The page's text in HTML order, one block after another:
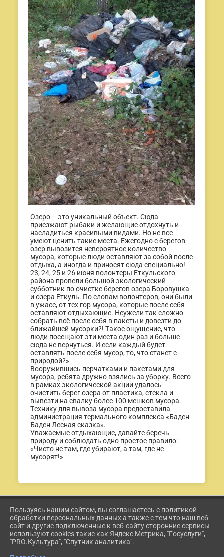
Озеро – это уникальный объект. Сюда
приезжают рыбаки и желающие отдохнуть и
насладиться красивыми видами. Но не все
умеют ценить такие места. Ежегодно с берегов
озер вывозится невероятное количество
мусора, которые люди оставляют за собой после
отдыха, а иногда и приносят сюда специально!
23, 24, 25 и 26 июня волонтеры Еткульского
района провели большой экологический
субботник по очистке берегов озера Боровушка
и озера Еткуль. По словам волонтеров, они были
в ужасе, от тех гор мусора, которые после себя
оставляют отдыхающие. Неужели так сложно
собрать всё после себя в пакеты и довезти до
ближайшей мусорки?! Такое ощущение, что
люди посещают эти места один раз и больше
сюда не вернуться. И если каждый будет
оставлять после себя мусор, то, что станет с
природой?»
Вооружившись перчатками и пакетами для
мусора, ребята дружно взялись за уборку. Всего
в рамках экологической акции удалось
очистить берег озера от пластика, стекла и
вывезти на свалку более 100 мешков мусора.
Технику для вывоза мусора предоставила
администрация термального комплекса «Баден-
Баден Лесная сказка».
Уважаемые отдыхающие, давайте беречь
природу и соблюдать одно простое правило:
«Чисто не там, где убирают, а там, где не
мусорят!»
2026 Г. ETKUL-KULTURA.RU
ВХОД
КАРТА САЙТА
ПОЛИТИКА ОБРАБОТКИ ПЕРСОНАЛЬНЫХ ДАННЫХ
Пользуясь нашим сайтом, вы соглашаетесь с политикой
обработки персональных данных а также с тем что наш веб-
сайт и другие подключенные к веб-сайту сторонние сервисы
используют cookies такие как Яндекс Метрика, "Госуслуги",
"PRO.Культура", "Спутник аналитика".